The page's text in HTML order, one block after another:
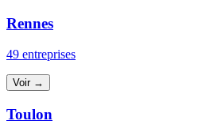
Rennes
49 entreprises
Voir →
Toulon